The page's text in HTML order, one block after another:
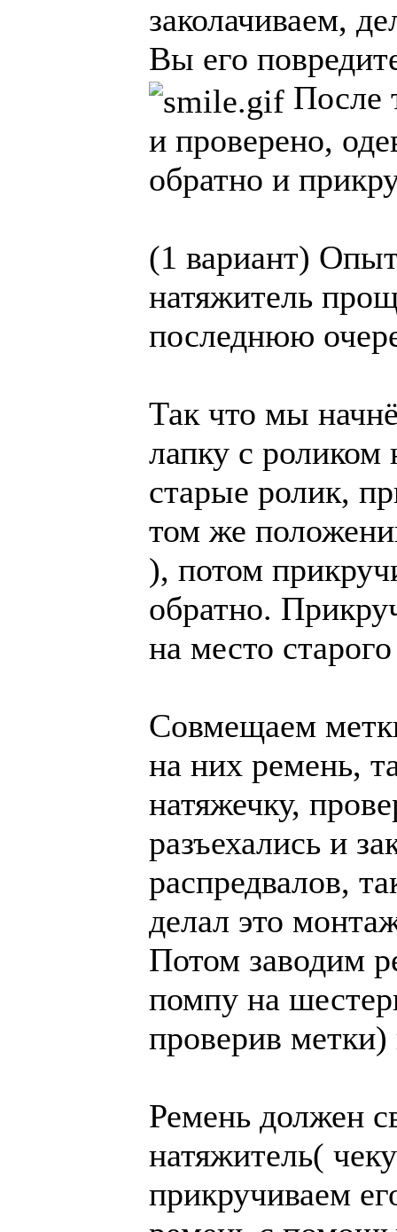
заколачиваем,
Вы его
После
и проверено,
обратно и
(1 вариант)
натяжитель
последнюю
Так что мы
лапку с роликом
старые ролик,
том же
), потом
обратно.
на место
Совмещаем
на них ремень,
натяжечку,
разъехались и
распредвалов,
делал это
Потом заводим
помпу на
проверив метки)
Ремень должен
натяжитель(
прикручиваем